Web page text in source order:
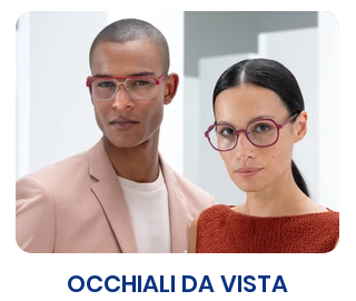
mensili, o puoi optare per le lenti su
costruzione totalmente personalizzabili,
per qualsiasi difetto visivo e per qualsiasi
conformazione della cornea. E dopo...
non saprai più farne a meno.
OCCHIALI DA VISTA